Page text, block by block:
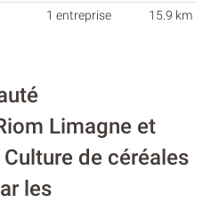
1 entreprise 15.9 km
Limagne et
de céréales
les